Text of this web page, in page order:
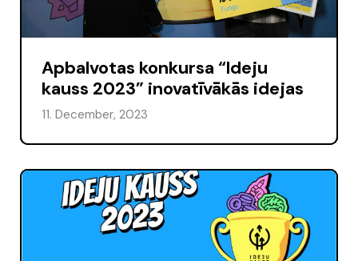
Apbalvotas konkursa “Ideju
kauss 2023” inovatīvākās idejas
11. December, 2023